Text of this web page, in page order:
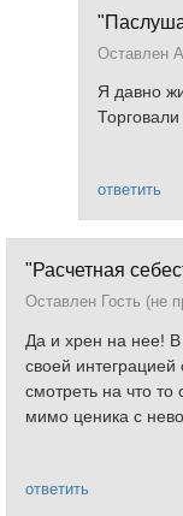
Оставлен
Я давно
ответить
"Расчетная
Оставлен Гость (не
Да и хрен на нее! В
своей
смотреть на что
мимо ценика с
ответить